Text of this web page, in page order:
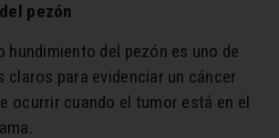
pezón
hundimiento del pezón es uno de
claros para evidenciar un cáncer
ocurrir cuando el tumor está en el